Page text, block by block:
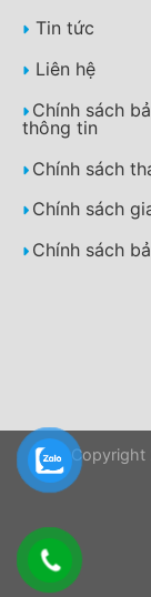
Tin tức
Liên hệ
Chính sách
thông tin
Chính sách
Chính sách
Chính sách